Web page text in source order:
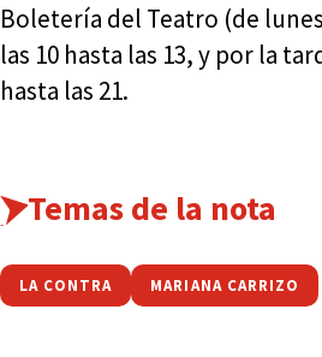
Boletería del Teatro (de
las 10 hasta las 13, y por la
hasta las 21.
Temas de la nota
LA CONTRA MARIANA CARRIZO